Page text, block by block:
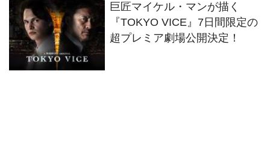
巨匠マイケル・マンが描く
『TOKYO VICE』7日間限定の
超プレミア劇場公開決定！